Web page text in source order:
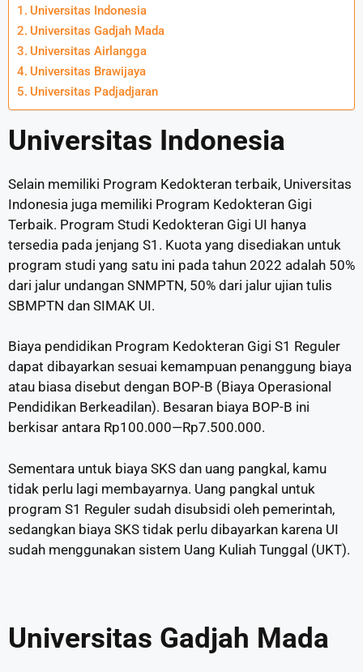
Universitas Indonesia
Universitas Gadjah Mada
Universitas Airlangga
Universitas Brawijaya
Universitas Padjadjaran
Universitas Indonesia
Selain memiliki Program Kedokteran terbaik, Universitas
Indonesia juga memiliki Program Kedokteran Gigi
Terbaik. Program Studi Kedokteran Gigi UI hanya
tersedia pada jenjang S1. Kuota yang disediakan untuk
program studi yang satu ini pada tahun 2022 adalah 50%
dari jalur undangan SNMPTN, 50% dari jalur ujian tulis
SBMPTN dan SIMAK UI.
Biaya pendidikan Program Kedokteran Gigi S1 Reguler
dapat dibayarkan sesuai kemampuan penanggung biaya
atau biasa disebut dengan BOP-B (Biaya Operasional
Pendidikan Berkeadilan). Besaran biaya BOP-B ini
berkisar antara Rp100.000—Rp7.500.000.
Sementara untuk biaya SKS dan uang pangkal, kamu
tidak perlu lagi membayarnya. Uang pangkal untuk
program S1 Reguler sudah disubsidi oleh pemerintah,
sedangkan biaya SKS tidak perlu dibayarkan karena UI
sudah menggunakan sistem Uang Kuliah Tunggal (UKT).
Universitas Gadjah Mada